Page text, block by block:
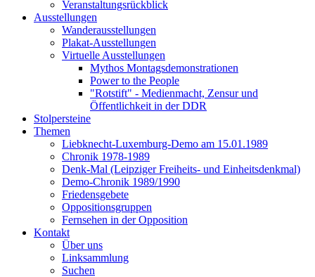
Veranstaltungsrückblick
Ausstellungen
Wanderausstellungen
Plakat-Ausstellungen
Virtuelle Ausstellungen
Mythos Montagsdemonstrationen
Power to the People
"Rotstift" - Medienmacht, Zensur und
Öffentlichkeit in der DDR
Stolpersteine
Themen
Liebknecht-Luxemburg-Demo am 15.01.1989
Chronik 1978-1989
Denk-Mal (Leipziger Freiheits- und Einheitsdenkmal)
Demo-Chronik 1989/1990
Friedensgebete
Oppositionsgruppen
Fernsehen in der Opposition
Kontakt
Über uns
Linksammlung
Suchen